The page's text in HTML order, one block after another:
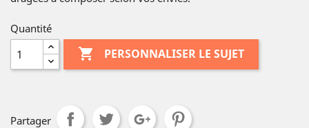
Quantité
 PERSONNALISER LE SUJET
Partager